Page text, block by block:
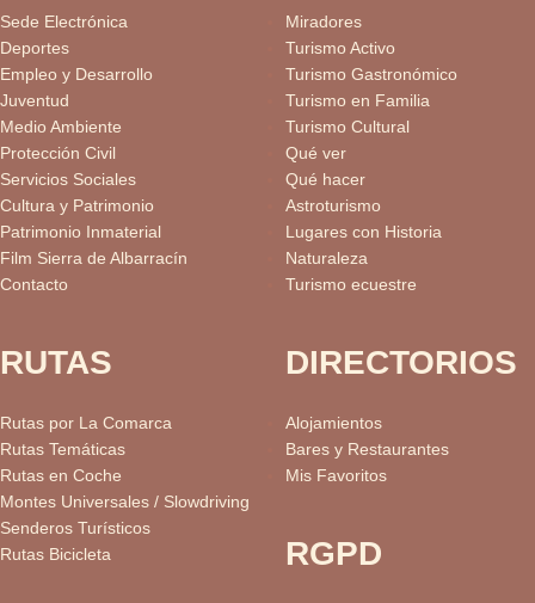
Sede Electrónica
Deportes
Empleo y Desarrollo
Juventud
Medio Ambiente
Protección Civil
Servicios Sociales
Cultura y Patrimonio
Patrimonio Inmaterial
Film Sierra de Albarracín
Contacto
RUTAS
Rutas por La Comarca
Rutas Temáticas
Rutas en Coche
Montes Universales / Slowdriving
Senderos Turísticos
Rutas Bicicleta
Miradores
Turismo Activo
Turismo Gastronómico
Turismo en Familia
Turismo Cultural
Qué ver
Qué hacer
Astroturismo
Lugares con Historia
Naturaleza
Turismo ecuestre
DIRECTORIOS
Alojamientos
Bares y Restaurantes
Mis Favoritos
RGPD